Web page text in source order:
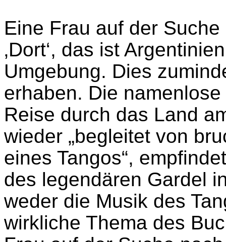
Eine Frau auf der
‚Dort‘, das ist
Umgebung. Dies
erhaben. Die
Reise durch das Land
wieder „begleitet von
eines Tangos“,
des legendären Gardel
weder die Musik des
wirkliche Thema des